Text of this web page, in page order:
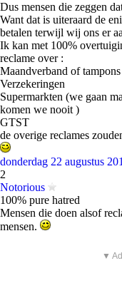
Dus mensen die zeggen
Want dat is uiteraard de
betalen terwijl wij ons er
Ik kan met 100%
reclame over :
Maandverband of tampons
Verzekeringen
Supermarkten (we gaan
komen we nooit )
GTST
de overige reclames
donderdag 22 augustus
2
Notorious
100% pure hatred
Mensen die doen alsof
mensen.
▼